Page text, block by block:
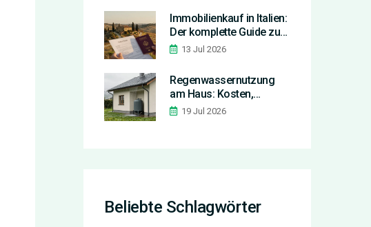
richtig
Immobilienkauf in Italien:
Der komplette Guide zu
Prozess, Steuern und
13 Jul 2026
Regenwassernutzung
am Haus: Kosten,
Systeme und
19 Jul 2026
Beliebte Schlagwörter